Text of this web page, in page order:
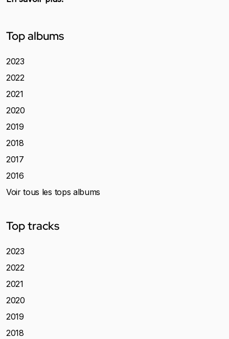
Top albums
2023
2022
2021
2020
2019
2018
2017
2016
Voir tous les tops albums
Top tracks
2023
2022
2021
2020
2019
2018